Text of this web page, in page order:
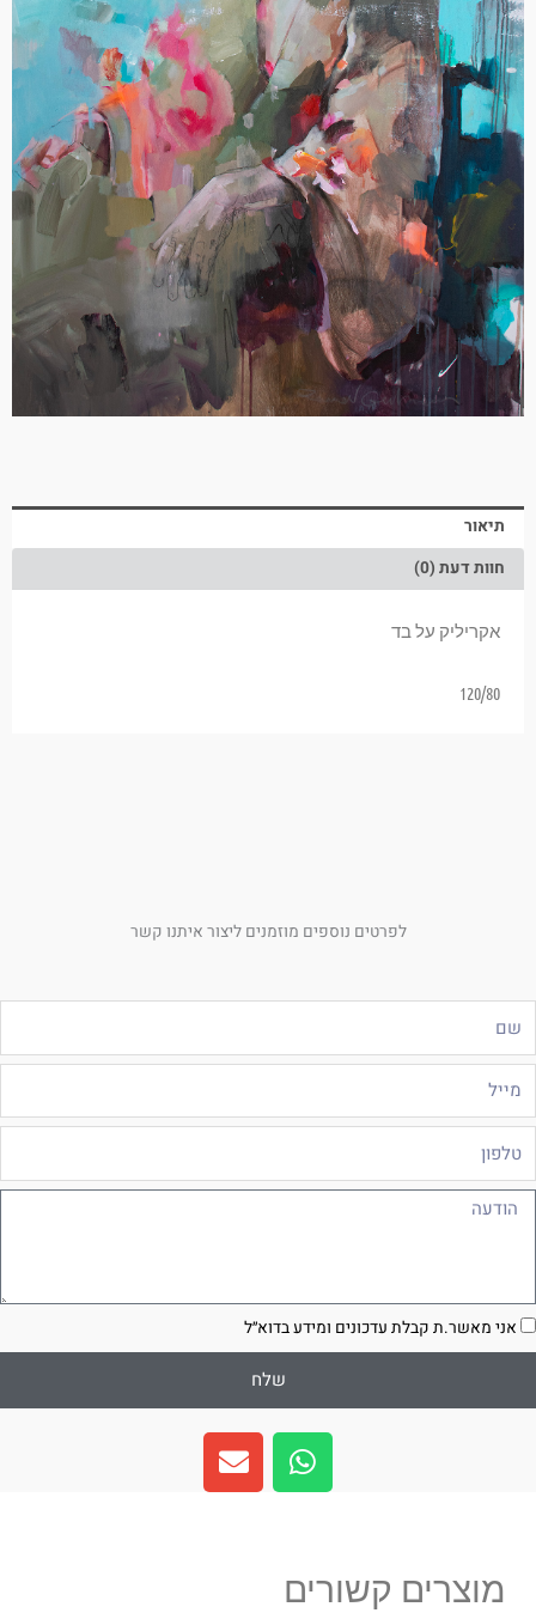
תיאור
חוות דעת (0)
אקריליק על בד
120/80
לפרטים נוספים מוזמנים ליצור איתנו קשר
אני מאשר.ת קבלת עדכונים ומידע בדוא״ל
שלח
W
h
a
a
E
n
v
מוצרים קשורים